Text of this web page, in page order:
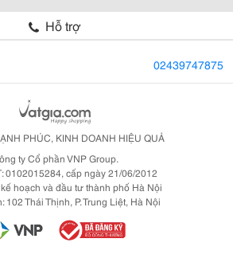
Hỗ trợ
02439747875
PHÚC, KINH DOANH HIỆU QUẢ
ty Cổ phần VNP Group.
0102015284, cấp ngày 21/06/2012
hoạch và đầu tư thành phố Hà Nội
102 Thái Thịnh, P. Trung Liệt, Hà Nội